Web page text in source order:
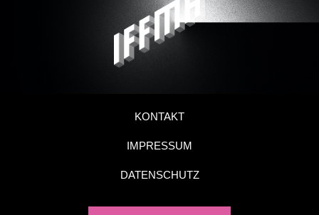
KONTAKT
IMPRESSUM
DATENSCHUTZ